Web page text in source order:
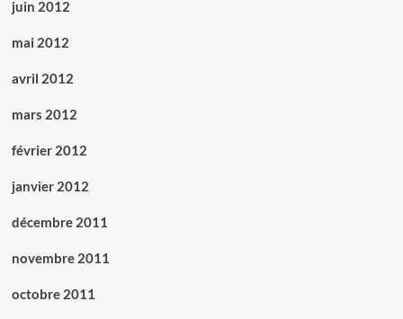
juin 2012
mai 2012
avril 2012
mars 2012
février 2012
janvier 2012
décembre 2011
novembre 2011
octobre 2011